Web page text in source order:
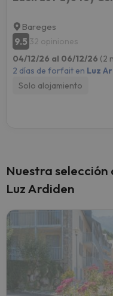
Bareges
9.5 32 opiniones
04/12/26 al 06/12/26 (2
2 días de forfait en Luz
Solo alojamiento
Nuestra
Luz Ardiden